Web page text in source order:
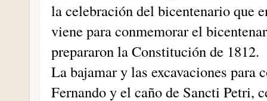
la celebración del bicentenario que
viene para conmemorar el
prepararon la Constitución de 1812.
La bajamar y las excavaciones para
Fernando y el caño de Sancti Petri,